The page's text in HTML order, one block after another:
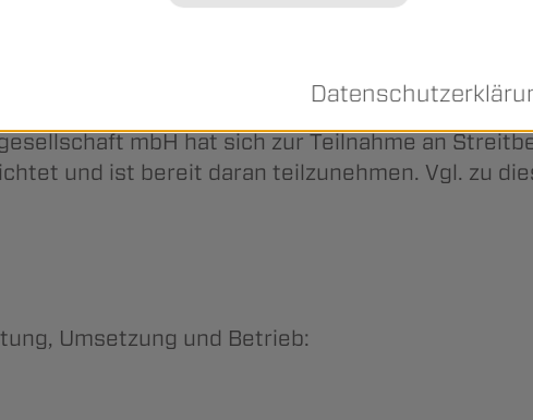
1 ODR-Verordnung: Die EU-Kommission
finden.
mbH hat sich zur Teilnahme an
und ist bereit daran teilzunehmen. Vgl. zu
Umsetzung und Betrieb: